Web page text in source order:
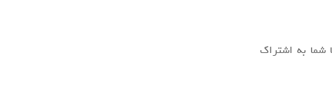
شما به اشتراک